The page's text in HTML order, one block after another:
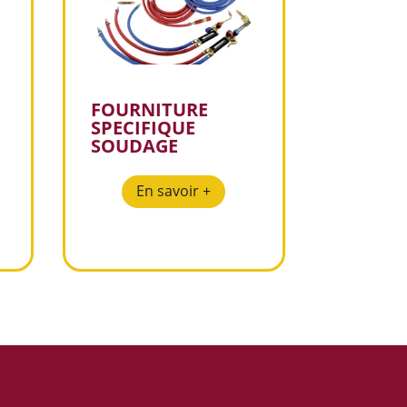
FOURNITURE
SPECIFIQUE
SOUDAGE
En savoir +